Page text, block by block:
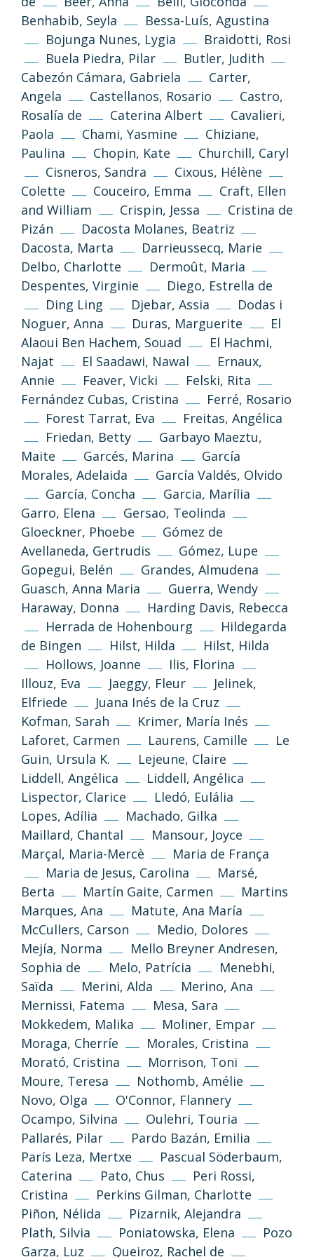
Benhabib, Seyla
Bessa-Luís, Agustina
Bojunga Nunes, Lygia
Braidotti, Rosi
Buela Piedra, Pilar
Butler, Judith
Cabezón Cámara, Gabriela
Carter,
Angela
Castellanos, Rosario
Castro,
Rosalía de
Caterina Albert
Cavalieri,
Paola
Chami, Yasmine
Chiziane,
Paulina
Chopin, Kate
Churchill, Caryl
Cisneros, Sandra
Cixous, Hélène
Colette
Couceiro, Emma
Craft, Ellen
and William
Crispin, Jessa
Cristina de
Pizán
Dacosta Molanes, Beatriz
Dacosta, Marta
Darrieussecq, Marie
Delbo, Charlotte
Dermoût, Maria
Despentes, Virginie
Diego, Estrella de
Ding Ling
Djebar, Assia
Dodas i
Noguer, Anna
Duras, Marguerite
El
Alaoui Ben Hachem, Souad
El Hachmi,
Najat
El Saadawi, Nawal
Ernaux,
Annie
Feaver, Vicki
Felski, Rita
Fernández Cubas, Cristina
Ferré, Rosario
Forest Tarrat, Eva
Freitas, Angélica
Friedan, Betty
Garbayo Maeztu,
Maite
Garcés, Marina
García
Morales, Adelaida
García Valdés, Olvido
García, Concha
Garcia, Marília
Garro, Elena
Gersao, Teolinda
Gloeckner, Phoebe
Gómez de
Avellaneda, Gertrudis
Gómez, Lupe
Gopegui, Belén
Grandes, Almudena
Guasch, Anna Maria
Guerra, Wendy
Haraway, Donna
Harding Davis, Rebecca
Herrada de Hohenbourg
Hildegarda
de Bingen
Hilst, Hilda
Hilst, Hilda
Hollows, Joanne
Ilis, Florina
Illouz, Eva
Jaeggy, Fleur
Jelinek,
Elfriede
Juana Inés de la Cruz
Kofman, Sarah
Krimer, María Inés
Laforet, Carmen
Laurens, Camille
Le
Guin, Ursula K.
Lejeune, Claire
Liddell, Angélica
Liddell, Angélica
Lispector, Clarice
Lledó, Eulália
Lopes, Adília
Machado, Gilka
Maillard, Chantal
Mansour, Joyce
Marçal, Maria-Mercè
Maria de França
Maria de Jesus, Carolina
Marsé,
Berta
Martín Gaite, Carmen
Martins
Marques, Ana
Matute, Ana María
McCullers, Carson
Medio, Dolores
Mejía, Norma
Mello Breyner Andresen,
Sophia de
Melo, Patrícia
Menebhi,
Saïda
Merini, Alda
Merino, Ana
Mernissi, Fatema
Mesa, Sara
Mokkedem, Malika
Moliner, Empar
Moraga, Cherríe
Morales, Cristina
Morató, Cristina
Morrison, Toni
Moure, Teresa
Nothomb, Amélie
Novo, Olga
O'Connor, Flannery
Ocampo, Silvina
Oulehri, Touria
Pallarés, Pilar
Pardo Bazán, Emilia
París Leza, Mertxe
Pascual Söderbaum,
Caterina
Pato, Chus
Peri Rossi,
Cristina
Perkins Gilman, Charlotte
Piñon, Nélida
Pizarnik, Alejandra
Plath, Silvia
Poniatowska, Elena
Pozo
Garza, Luz
Queiroz, Rachel de
(CC-BY-NC-SA 3.0)
Go Top
Unless otherwise stated, the texts and
images on this website are published under
the Creative Commons 3.0 Attribution–
NonCommercial–ShareAlike (CC BY-NC-SA
3.0) license.
Information and standards
Privacy Policy Legal Notice
Cookies Policy